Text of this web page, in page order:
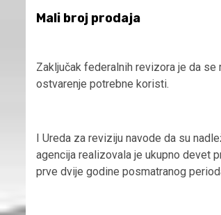
Mali broj prodaja
Zaključak federalnih revizora je da
ostvarenje potrebne koristi.
I Ureda za reviziju navode da su
agencija realizovala je ukupno devet
prve dvije godine posmatranog